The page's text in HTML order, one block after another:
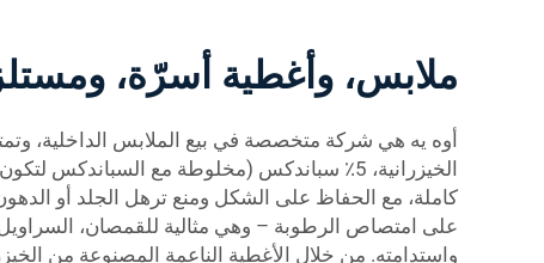
ملابس، وأغطية أسرّة،
الخيزرانية، 5٪ سباندكس (مخلوطة مع السباندكس
كاملة، مع الحفاظ على الشكل ومنع ترهل الجلد أو
على امتصاص الرطوبة – وهي مثالية للقمصان، السراويل
واستدامته. من خلال الأغطية الناعمة المصنوعة من